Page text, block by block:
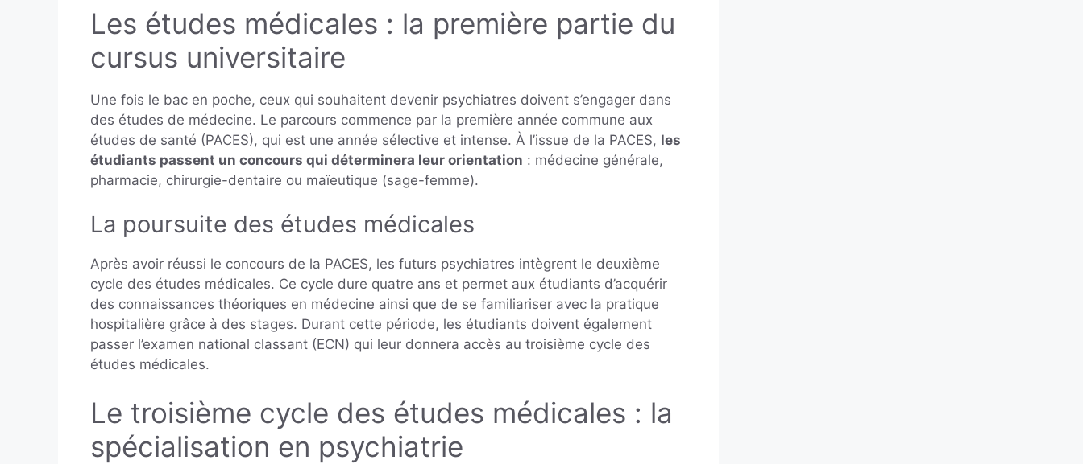
Les études médicales : la première partie du
cursus universitaire
Une fois le bac en poche, ceux qui souhaitent devenir psychiatres doivent s’engager dans
des études de médecine. Le parcours commence par la première année commune aux
études de santé (PACES), qui est une année sélective et intense. À l’issue de la PACES, les
étudiants passent un concours qui déterminera leur orientation : médecine générale,
pharmacie, chirurgie-dentaire ou maïeutique (sage-femme).
La poursuite des études médicales
Après avoir réussi le concours de la PACES, les futurs psychiatres intègrent le deuxième
cycle des études médicales. Ce cycle dure quatre ans et permet aux étudiants d’acquérir
des connaissances théoriques en médecine ainsi que de se familiariser avec la pratique
hospitalière grâce à des stages. Durant cette période, les étudiants doivent également
passer l’examen national classant (ECN) qui leur donnera accès au troisième cycle des
études médicales.
Le troisième cycle des études médicales : la
spécialisation en psychiatrie